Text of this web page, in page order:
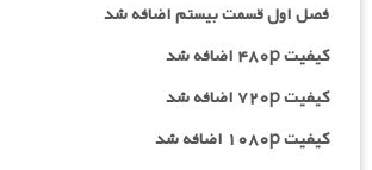
فصل اول قسمت بیستم اضافه شد
کیفیت ۴۸۰p اضافه شد
کیفیت ۷۲۰p
اضافه شد
کیفیت ۱۰۸۰p اضافه شد